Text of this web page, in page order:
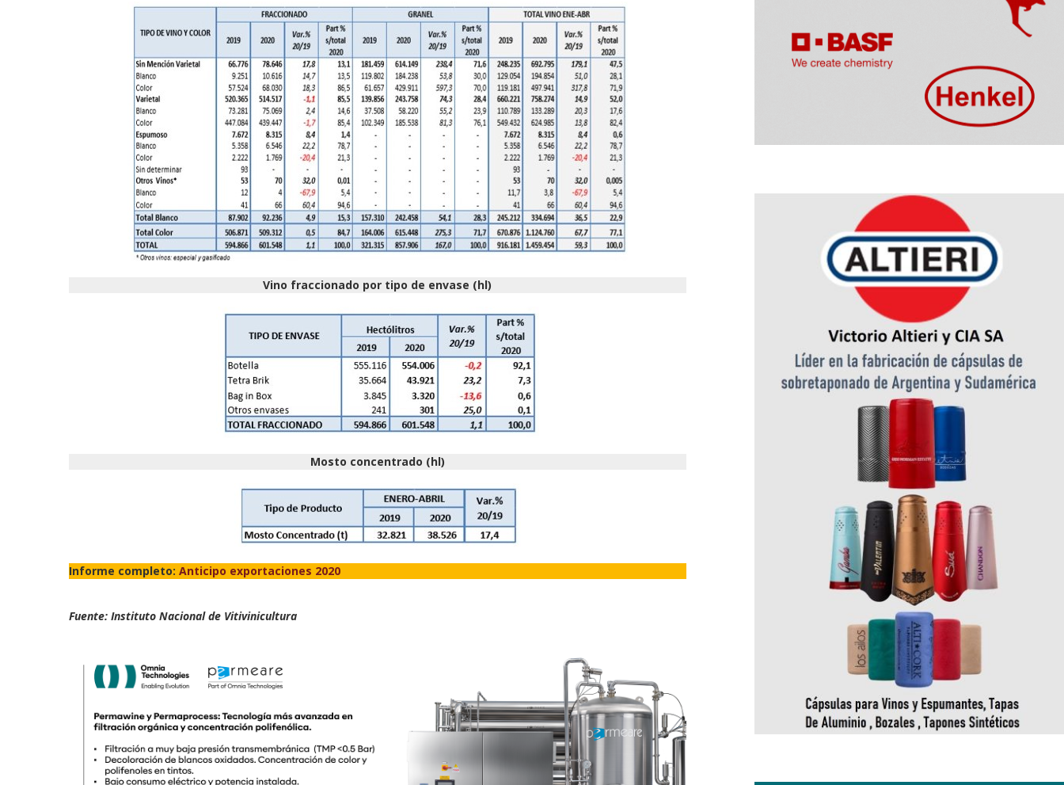
Vino fraccionado por tipo de envase (hl)
Mosto concentrado (hl)
Informe completo: Anticipo exportaciones 2020
Fuente: Instituto Nacional de Vitivinicultura